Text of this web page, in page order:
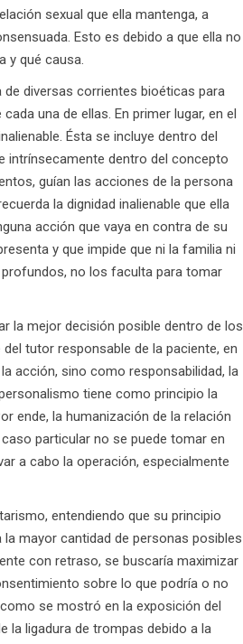
sexual que ella mantenga, a
Esto es debido a que ella no
y qué causa.
diversas corrientes bioéticas para
una de ellas. En primer lugar, en el
Ésta se incluye dentro del
intrínsecamente dentro del concepto
guían las acciones de la persona
la dignidad inalienable que ella
acción que vaya en contra de su
y que impide que ni la familia ni
no los faculta para tomar
la mejor decisión posible dentro de los
tutor responsable de la paciente, en
acción, sino como responsabilidad, la
tiene como principio la
ende, la humanización de la relación
particular no se puede tomar en
a cabo la operación, especialmente
entendiendo que su principio
mayor cantidad de personas posibles
con retraso, se buscaría maximizar
sobre lo que podría o no
se mostró en la exposición del
la ligadura de trompas debido a la